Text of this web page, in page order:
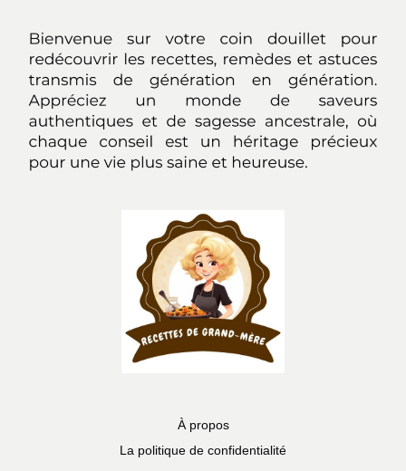
À propos
La politique de confidentialité